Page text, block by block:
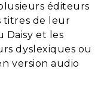
éditeurs
titres de leur
Daisy et les
dyslexiques ou
version audio